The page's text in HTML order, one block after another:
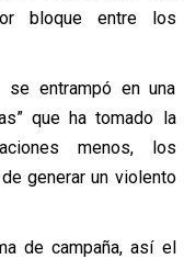
bloque entre los
se entrampó en una
que ha tomado la
menos, los
generar un violento
de campaña, así el